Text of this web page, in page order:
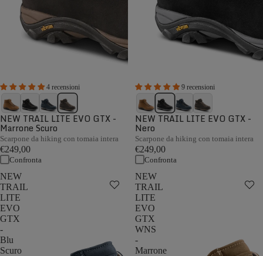
4 recensioni
NEW TRAIL LITE EVO GTX -
Marrone Scuro
Scarpone da hiking con tomaia intera
€249,00
Confronta
9 recensioni
NEW TRAIL LITE EVO GTX -
Nero
Scarpone da hiking con tomaia intera
€249,00
Confronta
NEW
TRAIL
LITE
EVO
GTX
-
Blu
Scuro
NEW
TRAIL
LITE
EVO
GTX
WNS
-
Marrone